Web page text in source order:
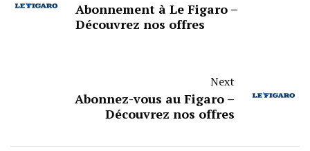
Abonnement à Le Figaro –
Découvrez nos offres
Next
Abonnez-vous au Figaro –
Découvrez nos offres